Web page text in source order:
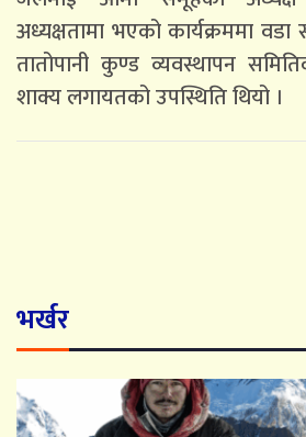
अध्यक्षतामा भएको कार्यक्रममा वडा
तातोपानी कुण्ड व्यवस्थापन
शाक्य लगायतको उपस्थिति थियो ।
भर्खर